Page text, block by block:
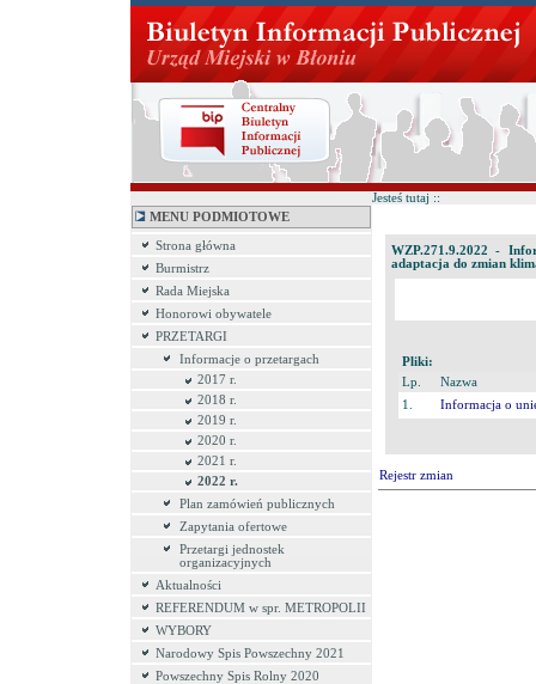
MENU PODMIOTOWE
Strona główna
Burmistrz
Rada Miejska
Honorowi obywatele
PRZETARGI
Informacje o przetargach
2017 r.
2018 r.
2019 r.
2020 r.
2021 r.
2022 r.
Plan zamówień publicznych
Zapytania ofertowe
Przetargi jednostek
organizacyjnych
Aktualności
REFERENDUM w spr. METROPOLII
WYBORY
Narodowy Spis Powszechny 2021
Powszechny Spis Rolny 2020
Jesteś tutaj ::
WZP.271.9.2022 -
adaptacja do zmian
Pliki:
Lp.
Nazwa
1.
Informacja o
Rejestr zmian